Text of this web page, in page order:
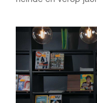
gevaarlijke reis:
rivieren